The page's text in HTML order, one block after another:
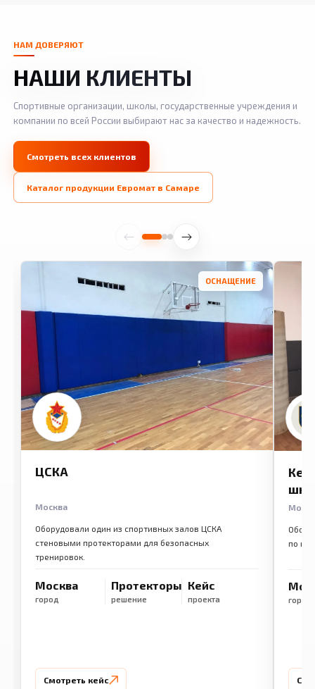
НАМ ДОВЕРЯЮТ
НАШИ КЛИЕНТЫ
Спортивные организации, школы, государственные учреждения и
компании по всей России выбирают нас за качество и надежность.
Смотреть всех клиентов
Каталог продукции Евромат в Самаре
ОСНАЩЕНИЕ
ЦСКА
Москва
Оборудовали один из спортивных залов ЦСКА
стеновыми протекторами для безопасных
тренировок.
Москва
город
Протекторы
решение
Кейс
проекта
Смотреть кейс
по
город